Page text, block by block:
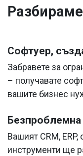
Софтуер,
Забравете за
– получавате
вашите бизнес
Безпроблемна
Вашият CRM,
инструменти ще